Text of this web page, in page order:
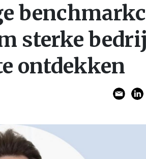
sterke
ontdekken